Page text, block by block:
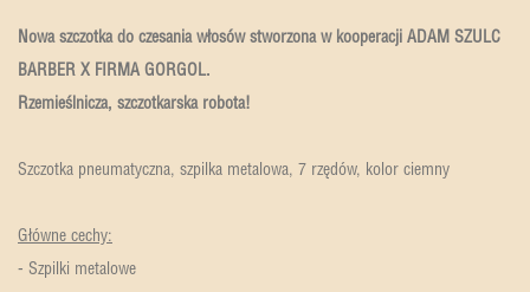
Nowa szczotka do czesania włosów stworzona w kooperacji ADAM SZULC
BARBER X FIRMA GORGOL.
Rzemieślnicza, szczotkarska robota!
Szczotka pneumatyczna, szpilka metalowa, 7 rzędów, kolor ciemny
Główne cechy:
- Szpilki metalowe